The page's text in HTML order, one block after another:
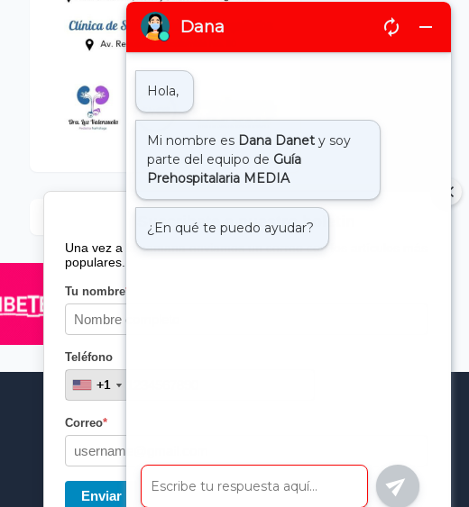
Suscribete a nuestro boletin
Una vez a la semana enviamos un correo con los artículos más
populares.
Tu nombre*
Teléfono
+1
+1
Correo*
Enviar